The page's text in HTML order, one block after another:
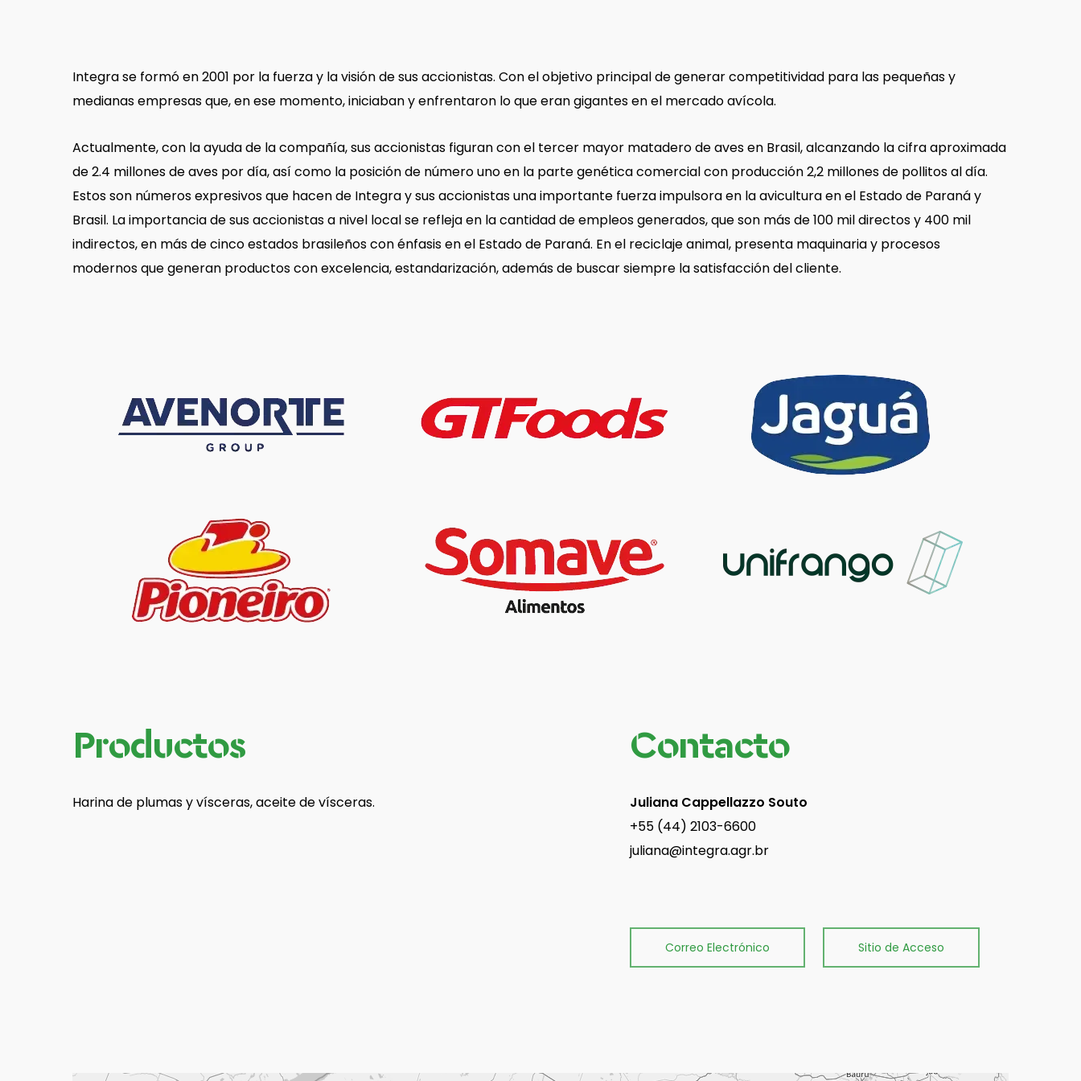
Integra se formó en 2001 por la fuerza y la visión de sus accionistas. Con el objetivo principal de generar competitividad para las pequeñas y
medianas empresas que, en ese momento, iniciaban y enfrentaron lo que eran gigantes en el mercado avícola.
Actualmente, con la ayuda de la compañía, sus accionistas figuran con el tercer mayor matadero de aves en Brasil, alcanzando la cifra aproximada
de 2.4 millones de aves por día, así como la posición de número uno en la parte genética comercial con producción 2,2 millones de pollitos al día.
Estos son números expresivos que hacen de Integra y sus accionistas una importante fuerza impulsora en la avicultura en el Estado de Paraná y
Brasil. La importancia de sus accionistas a nivel local se refleja en la cantidad de empleos generados, que son más de 100 mil directos y 400 mil
indirectos, en más de cinco estados brasileños con énfasis en el Estado de Paraná. En el reciclaje animal, presenta maquinaria y procesos
modernos que generan productos con excelencia, estandarización, además de buscar siempre la satisfacción del cliente.
Productos
Harina de plumas y vísceras, aceite de vísceras.
Contacto
Juliana Cappellazzo Souto
+55 (44) 2103-6600
juliana@integra.agr.br
Correo Electrónico Sitio de Acceso